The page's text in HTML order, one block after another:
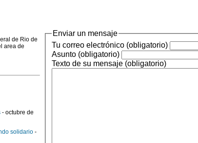
de Rio de
area de
- octubre de
solidario -
Enviar un mensaje
Tu correo electrónico (obligatorio)
Asunto (obligatorio)
Texto de su mensaje (obligatorio)